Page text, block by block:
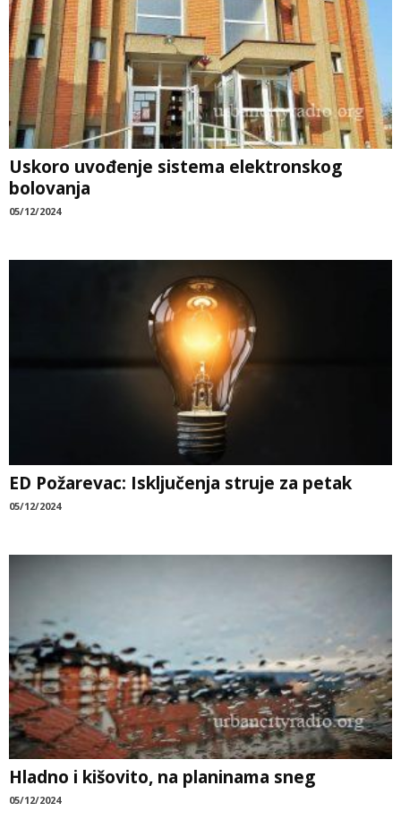
Uskoro uvođenje sistema elektronskog
bolovanja
05/12/2024
ED Požarevac: Isključenja struje za petak
05/12/2024
Hladno i kišovito, na planinama sneg
05/12/2024